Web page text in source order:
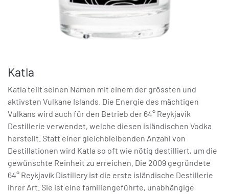
Katla
Katla teilt seinen Namen mit einem der grössten und
aktivsten Vulkane Islands. Die Energie des mächtigen
Vulkans wird auch für den Betrieb der 64° Reykjavik
Destillerie verwendet, welche diesen isländischen Vodka
herstellt. Statt einer gleichbleibenden Anzahl von
Destillationen wird Katla so oft wie nötig destilliert, um die
gewünschte Reinheit zu erreichen. Die 2009 gegründete
64° Reykjavík Distillery ist die erste isländische Destillerie
ihrer Art. Sie ist eine familiengeführte, unabhängige